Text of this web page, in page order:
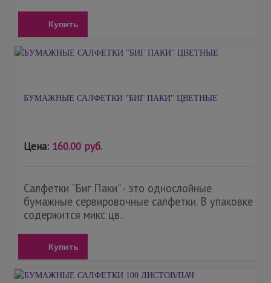
Купить
БУМАЖНЫЕ САЛФЕТКИ "БИГ ПАКИ" ЦВЕТНЫЕ
Цена: 160.00 руб.
Салфетки "Биг Паки" - это однослойные
бумажные сервировочные салфетки. В упаковке
содержится микс цв..
Купить